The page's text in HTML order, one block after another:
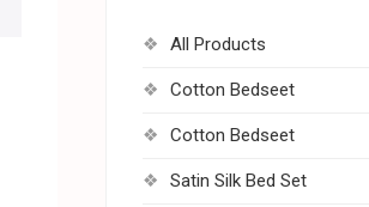
All Products
Cotton Bedseet
Cotton Bedseet
Satin Silk Bed Set